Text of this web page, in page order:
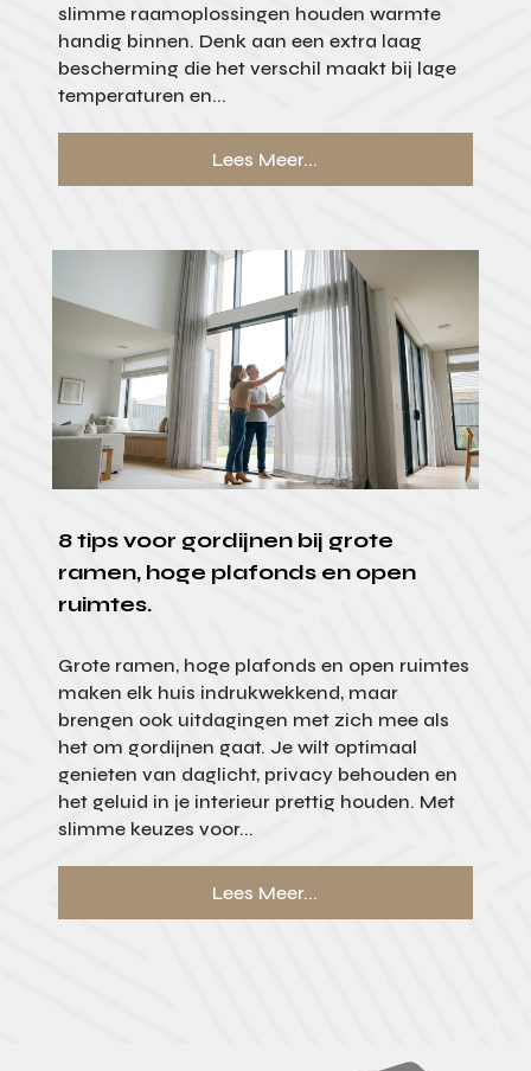
slimme raamoplossingen houden warmte
handig binnen. Denk aan een extra laag
bescherming die het verschil maakt bij lage
temperaturen en...
Lees Meer...
8 tips voor gordijnen bij grote
ramen, hoge plafonds en open
ruimtes.
Grote ramen, hoge plafonds en open ruimtes
maken elk huis indrukwekkend, maar
brengen ook uitdagingen met zich mee als
het om gordijnen gaat. Je wilt optimaal
genieten van daglicht, privacy behouden en
het geluid in je interieur prettig houden. Met
slimme keuzes voor...
Lees Meer...